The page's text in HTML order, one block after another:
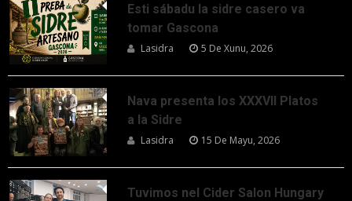
Esti sábadu la sidre casero va
tomar Gascona
Lasidra 5 De Xunu, 2026
Nava presenta los XXXVII Platos
a la Sidre
Lasidra 15 De Mayu, 2026
Tuvimos nel Cider Salon Hungary